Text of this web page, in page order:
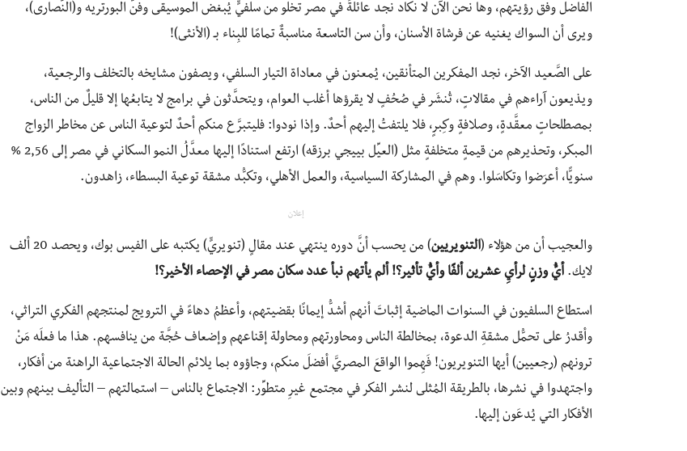
الفاضل وفق رؤيتهم، وها نحن الآن لا نكاد نجد عائلةً في مصر تخلو من سلفيٍّ يُبغض الموسيقى وفنَّ البورتريه و(النَّصارى)،
ويرى أن السواك يغنيه عن فرشاة الأسنان، وأن سن التاسعة مناسبةٌ تمامًا للبِناء بـ (الأنثى)!
على الصَّعيد الآخر، نجد المفكرين المتأنقين، يُمعنون في معاداة التيار السلفي، ويصفون مشايخه بالتخلف والرجعية،
ويذيعون آراءهم في مقالاتٍ، تُنشَر في صُحُفٍ لا يقرؤها أغلب العوام، ويتحدَّثون في برامج لا يتابعُها إلا قليلٌ من الناس،
بمصطلحاتٍ معقَّدةٍ، وصلافةٍ وكِبرٍ، فلا يلتفتُ إليهم أحدٌ. وإذا نودوا: فليتبرَّع منكم أحدٌ لتوعية الناس عن مخاطر الزواج
المبكر، وتحذيرهم من قيمةٍ متخلفةٍ مثل (العيِّل بييجي برزقه) ارتفع استنادًا إليها معدَّلُ النمو السكاني في مصر إلى 2,56 %
سنويًّا، أعرَضوا وتكاسَلوا. وهم في المشاركة السياسية، والعمل الأهلي، وتكبُّد مشقة توعية البسطاء، زاهدون.
إعلان
والعجيب أن من هؤلاء (التنويريين
) من يحسب أنَّ دوره ينتهي عند مقالٍ (تنويريٍّ) يكتبه على الفيس بوك، ويحصد 20 ألف
لايك. أيُّ وزنٍ لرأيِ عشرين ألفًا وأيُّ تأثير؟! ألم يأتهم نبأ عدد سكان مصر في الإحصاء الأخير؟!
استطاع السلفيون في السنوات الماضية إثباتَ أنهم أشدُّ إيمانًا بقضيتهم، وأعظمُ دهاءً في الترويج لمنتجهم الفكري التراثي،
وأقدرُ على تحمُّل مشقةِ الدعوة، بمخالطة الناس ومحاورتهم ومحاولة إقناعهم وإضعاف حُجَّة من ينافسهم. هذا ما فعلَه مَنْ
ترونهم (رجعيين) أيها التنويريون! فَهِموا الواقعَ المصريَّ أفضلَ منكم، وجاؤوه بما يلائم الحالة الاجتماعية الراهنة من أفكار،
واجتهدوا في نشرها، بالطريقة المُثلى لنشر الفكر في مجتمع غيرِ متطوِّر: الاجتماع بالناس – استمالتهم – التأليف بينهم وبين
الأفكار التي يُدعَون إليها.